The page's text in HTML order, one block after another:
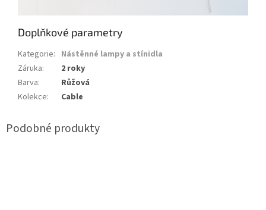
Doplňkové parametry
Kategorie: Nástěnné lampy a stínidla
Záruka:
2 roky
Barva:
Růžová
Kolekce: Cable